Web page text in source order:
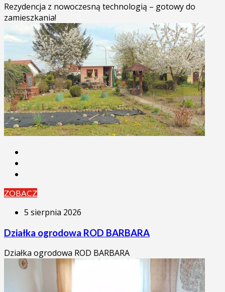
Rezydencja z nowoczesną technologią – gotowy do
zamieszkania!
ZOBACZ
5 sierpnia 2026
Działka ogrodowa ROD BARBARA
Działka ogrodowa ROD BARBARA